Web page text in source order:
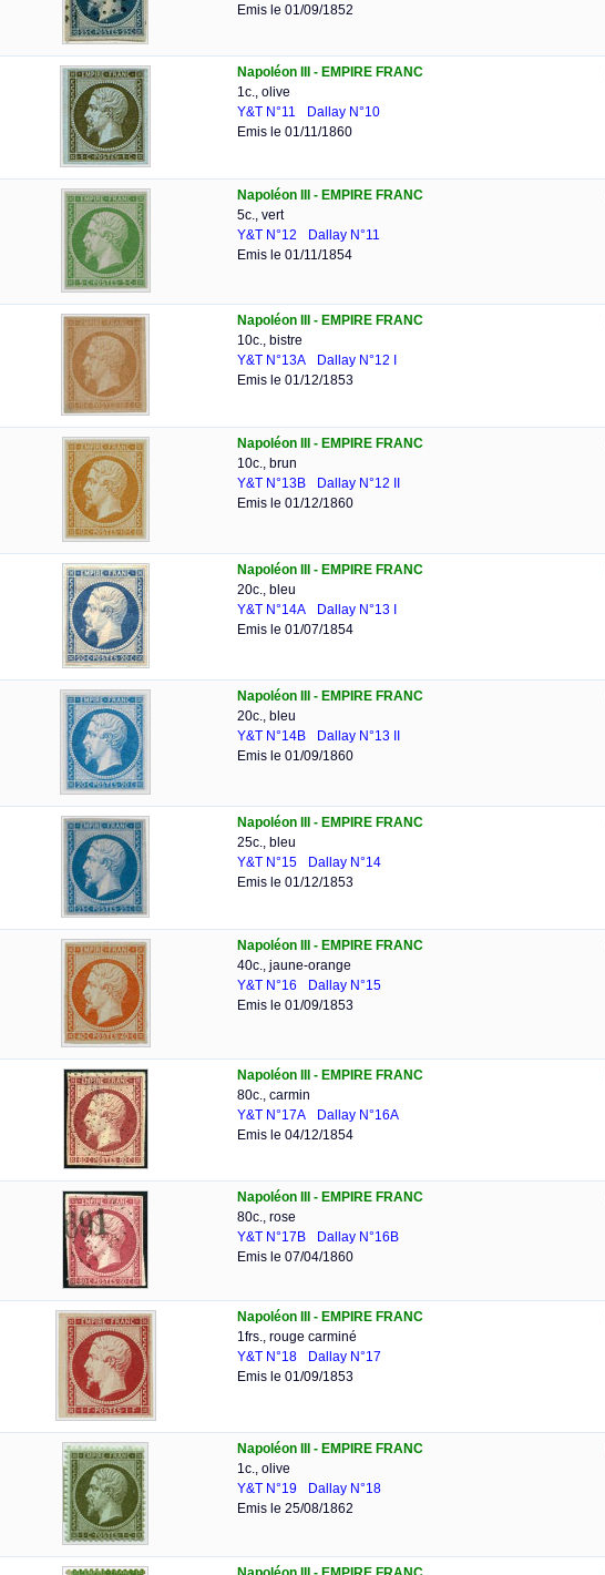
Emis le 01/09/1852
Napoléon III - EMPIRE FRANC
1c., olive
Y&T N°11
Dallay N°10
Emis le 01/11/1860
Napoléon III - EMPIRE FRANC
5c., vert
Y&T N°12
Dallay N°11
Emis le 01/11/1854
Napoléon III - EMPIRE FRANC
10c., bistre
Y&T N°13A
Dallay N°12 I
Emis le 01/12/1853
Napoléon III - EMPIRE FRANC
10c., brun
Y&T N°13B
Dallay N°12 II
Emis le 01/12/1860
Napoléon III - EMPIRE FRANC
20c., bleu
Y&T N°14A
Dallay N°13 I
Emis le 01/07/1854
Napoléon III - EMPIRE FRANC
20c., bleu
Y&T N°14B
Dallay N°13 II
Emis le 01/09/1860
Napoléon III - EMPIRE FRANC
25c., bleu
Y&T N°15
Dallay N°14
Emis le 01/12/1853
Napoléon III - EMPIRE FRANC
40c., jaune-orange
Y&T N°16
Dallay N°15
Emis le 01/09/1853
Napoléon III - EMPIRE FRANC
80c., carmin
Y&T N°17A
Dallay N°16A
Emis le 04/12/1854
Napoléon III - EMPIRE FRANC
80c., rose
Y&T N°17B
Dallay N°16B
Emis le 07/04/1860
Napoléon III - EMPIRE FRANC
1frs., rouge carminé
Y&T N°18
Dallay N°17
Emis le 01/09/1853
Napoléon III - EMPIRE FRANC
1c., olive
Y&T N°19
Dallay N°18
Emis le 25/08/1862